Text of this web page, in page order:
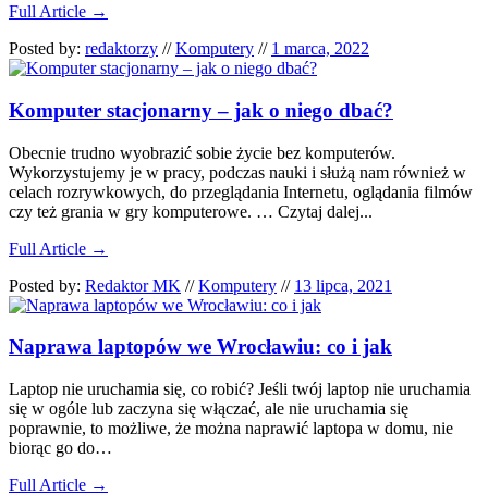
Full Article →
Posted by: redaktorzy // Komputery // 1 marca, 2022
Komputer stacjonarny – jak o niego dbać?
Obecnie trudno wyobrazić sobie życie bez komputerów.
Wykorzystujemy je w pracy, podczas nauki i służą nam również w
celach rozrywkowych, do przeglądania Internetu, oglądania filmów
czy też grania w gry komputerowe. … Czytaj dalej...
Full Article →
Posted by: Redaktor MK // Komputery // 13 lipca, 2021
Naprawa laptopów we Wrocławiu: co i jak
Laptop nie uruchamia się, co robić? Jeśli twój laptop nie uruchamia
się w ogóle lub zaczyna się włączać, ale nie uruchamia się
poprawnie, to możliwe, że można naprawić laptopa w domu, nie
biorąc go do…
Full Article →